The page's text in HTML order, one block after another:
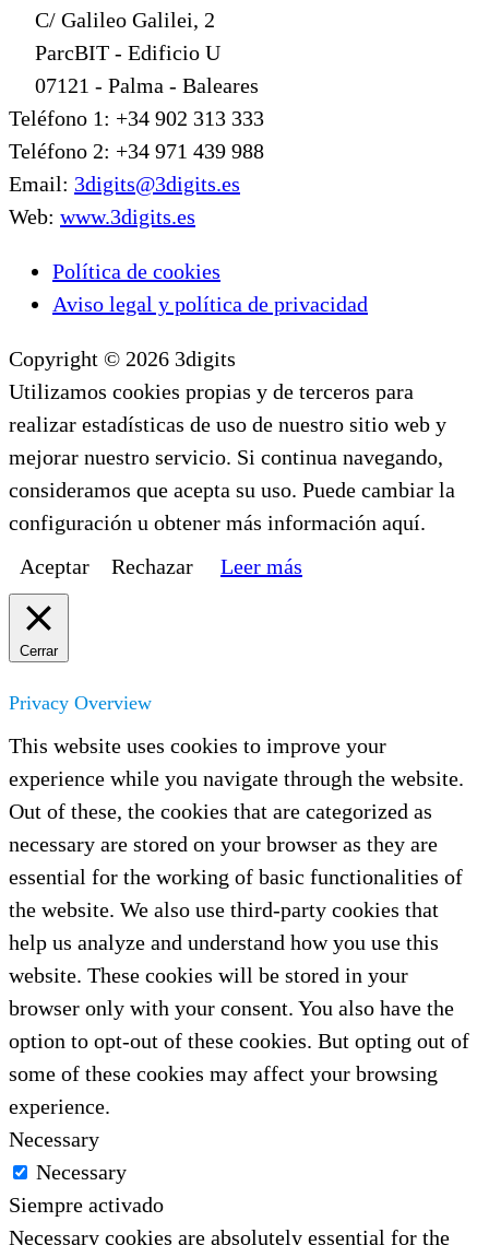
C/ Galileo Galilei, 2
ParcBIT - Edificio U
07121 - Palma - Baleares
Teléfono 1: +34 902 313 333
Teléfono 2: +34 971 439 988
Email: 3digits@3digits.es
Web: www.3digits.es
Política de cookies
Aviso legal y política de privacidad
Copyright © 2026 3digits
Utilizamos cookies propias y de terceros para
realizar estadísticas de uso de nuestro sitio web y
mejorar nuestro servicio. Si continua navegando,
consideramos que acepta su uso. Puede cambiar la
configuración u obtener más información aquí.
Aceptar
Rechazar Leer más
Cerrar
Privacy Overview
This website uses cookies to improve your
experience while you navigate through the website.
Out of these, the cookies that are categorized as
necessary are stored on your browser as they are
essential for the working of basic functionalities of
the website. We also use third-party cookies that
help us analyze and understand how you use this
website. These cookies will be stored in your
browser only with your consent. You also have the
option to opt-out of these cookies. But opting out of
some of these cookies may affect your browsing
experience.
Necessary
Necessary
Siempre activado
Necessary cookies are absolutely essential for the